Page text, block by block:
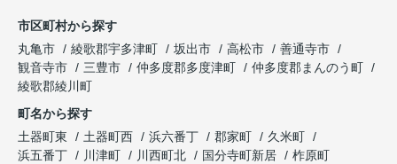
市区町村から探す
丸亀市
綾歌郡宇多津町 坂出市 高松市
善通寺市
観音寺市
三豊市 仲多度郡多度津町
仲多度郡まんのう町
綾歌郡綾川町
町名から探す
土器町東
土器町西 浜六番丁 郡家町
久米町
浜五番丁
川津町 川西町北 国分寺町新居
柞原町